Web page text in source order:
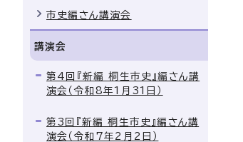
市史編さん講演会
講演会
第4回『新編 桐生市史』編さん講
演会（令和8年1月31日）
第3回『新編 桐生市史』編さん講
演会（令和7年2月2日）